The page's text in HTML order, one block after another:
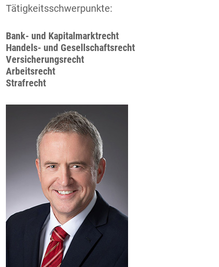
Tätigkeits­schwerpunkte:
Bank- und Kapitalmarktrecht
Handels- und Gesellschaftsrecht
Versicherungsrecht
Arbeitsrecht
Strafrecht